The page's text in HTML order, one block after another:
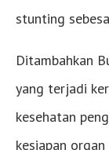
stunting
Ditambahkan
yang terjadi
kesehatan
kesiapan